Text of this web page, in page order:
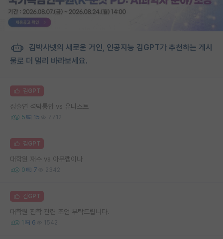
김박사넷의 새로운 거인, 인공지능 김GPT가 추천하는 게시
물로 더 멀리 바라보세요.
김GPT
정출연 석박통합 vs 유니스트
5 15 7712
김GPT
대학원 재수 vs 아무랩이나
0 7 2342
김GPT
대학원 진학 관련 조언 부탁드립니다.
1 6 1542